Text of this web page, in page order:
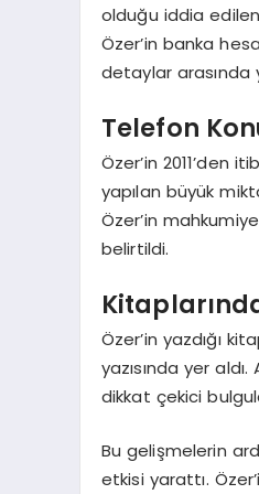
olduğu iddia edilen
Özer’in banka
detaylar arasında
Telefon
Özer’in 2011’den
yapılan büyük
Özer’in
belirtildi.
Özer’in yazdığı
yazısında yer
dikkat çekici
Bu gelişmelerin
etkisi yarattı.